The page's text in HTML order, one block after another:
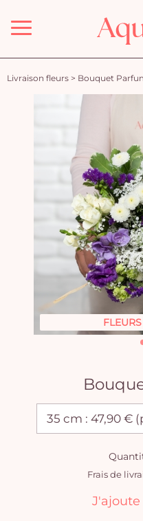
Menu
Livraison fleurs > Bouquet
Frais de
J'ajoute